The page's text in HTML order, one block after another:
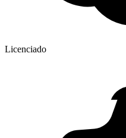
Licenciado